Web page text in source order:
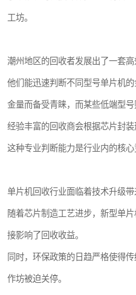
工坊。
潮州地区的回收者发展出了一套高
他们能迅速判断不同型号单片机
金量而备受青睐，而某些低端型号
经验丰富的回收商会根据芯片封
这种专业判断能力是行业内的核心
单片机回收行业面临着技术升级带
随着芯片制造工艺进步，新型单
接影响了回收收益。
同时，环保政策的日趋严格使得
作坊被迫关停。